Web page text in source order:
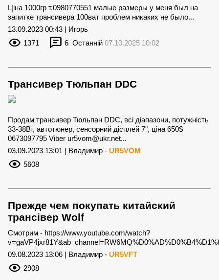
Ціна 1000гр т.0980770551 малые размеры у меня был на
запитке трансивера 100ват проблем никаких не было...
13.09.2023 00:43 | Игорь
1371
6 Останній 07.10.2025 10:02
Трансивер Тюльпан DDC
Продам трансивер Тюльпан DDC, всі діапазони, потужність
33-38Вт, автотюнер, сенсорний дісплей 7", ціна 650$
0673097795 Viber ur5vom@ukr.net...
03.09.2023 13:01 | Владимир - UR5VOM
5608
Прежде чем покупать китайский
трансівер Wolf
Смотрим - https://www.youtube.com/watch?
09.08.2023 13:06 | Владимир - UR5VFT
2908